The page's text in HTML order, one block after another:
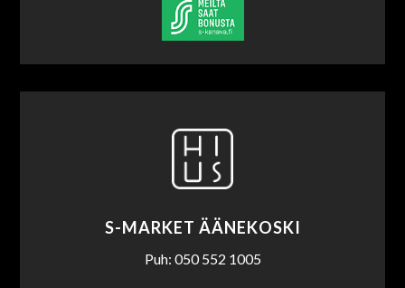
S-MARKET ÄÄNEKOSKI
Puh: 050 552 1005